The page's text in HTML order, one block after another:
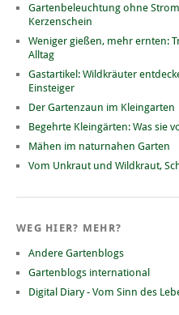
Gartenbeleuchtung ohne
Kerzenschein
Weniger gießen, mehr ernten:
Alltag
Gastartikel: Wildkräuter
Einsteiger
Der Gartenzaun im Kleingarten
Begehrte Kleingärten: Was sie
Mähen im naturnahen Garten
Vom Unkraut und Wildkraut,
WEG HIER? MEHR?
Andere Gartenblogs
Gartenblogs international
Digital Diary - Vom Sinn des